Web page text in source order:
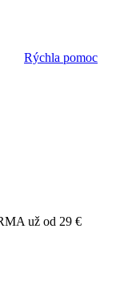
Rýchla pomoc
už od 29 €